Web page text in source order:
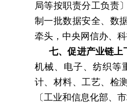
局等按职责分工负责
制一批数据安全、数
牵头，中央网信办、
七、促进产业链上
机械、电子、纺织等
计、材料、工艺、检
〔工业和信息化部、